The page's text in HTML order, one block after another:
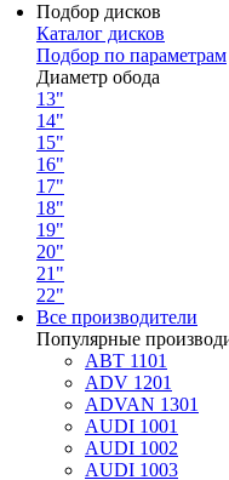
Подбор дисков
Каталог дисков
Подбор по параметрам
Диаметр обода
13"
14"
15"
16"
17"
18"
19"
20"
21"
22"
Все производители
Популярные
ABT 1101
ADV 1201
ADVAN 1301
AUDI 1001
AUDI 1002
AUDI 1003